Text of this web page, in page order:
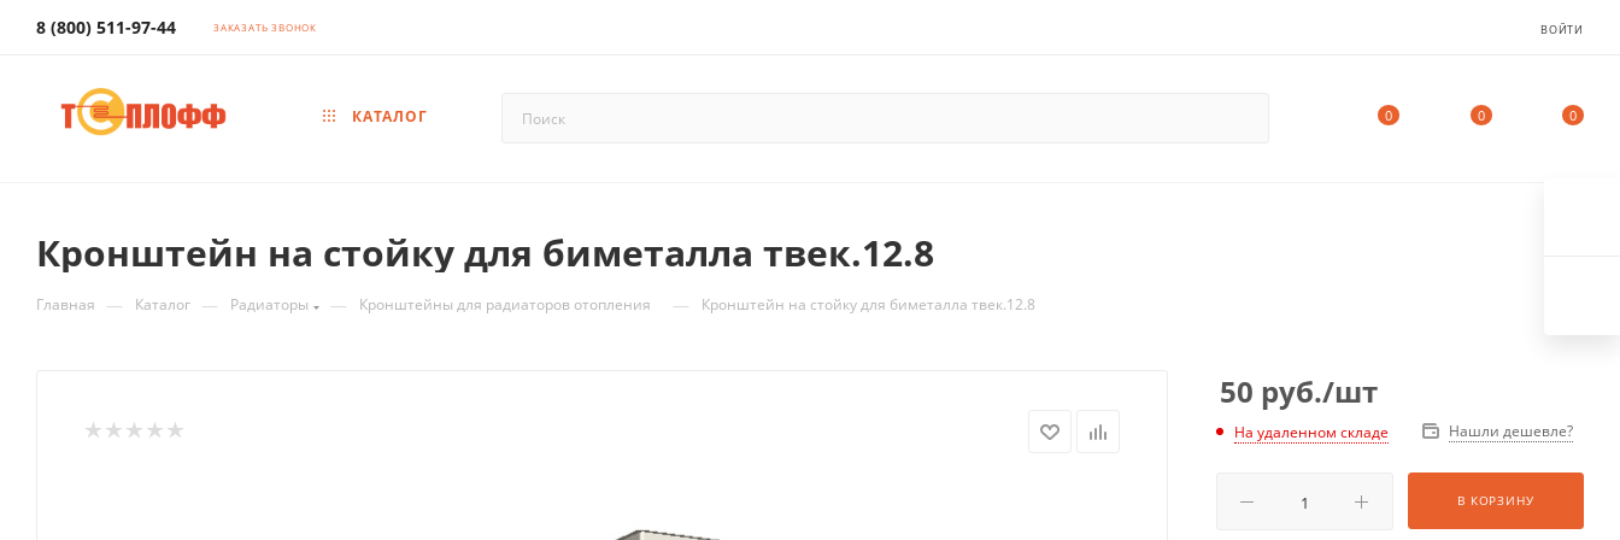
8 (800) 511-97-44 ЗАКАЗАТЬ ЗВОНОК ВОЙТИ
КАТАЛОГ 0 0 0
Кронштейн на стойку для биметалла твек.12.8
Главная — Каталог — Радиаторы — Кронштейны для радиаторов отопления — Кронштейн на стойку для биметалла твек.12.8
50 руб./шт
На удаленном складе Нашли дешевле?
В КОРЗИНУ